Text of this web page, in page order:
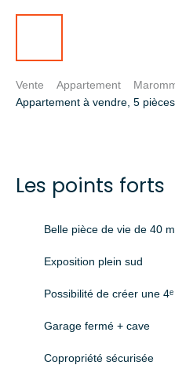
Vente Appartement
Appartement à vendre, 5
Les points forts
Belle pièce de vie de 40
Exposition plein sud
Possibilité de créer une
Garage fermé + cave
Copropriété sécurisée